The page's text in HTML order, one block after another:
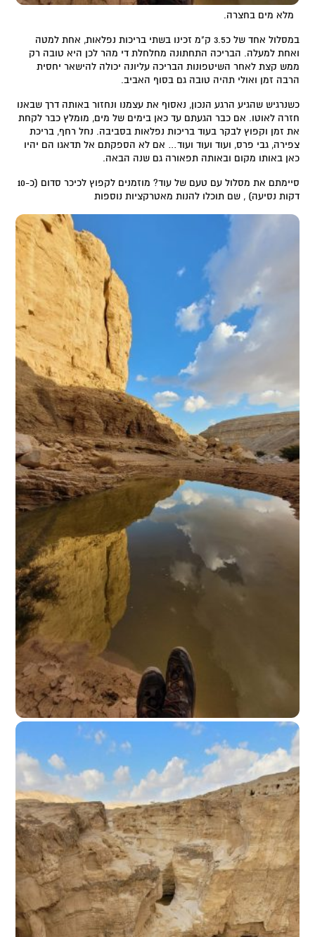
מלא מים בחצרה.
במסלול אחד של כ3.5 ק"מ זכינו בשתי בריכות נפלאות, אחת למטה
ואחת למעלה. הבריכה התחתונה מחלחלת די מהר לכן היא טובה רק
ממש קצת לאחר השיטפונות הבריכה עליונה יכולה להישאר יחסית
הרבה זמן ואולי תהיה טובה גם בסוף האביב.
כשנרגיש שהגיע הרגע הנכון, נאסוף את עצמנו ונחזור באותה דרך שבאנו
חזרה לאוטו. אם כבר הגעתם עד כאן בימים של מים, מומלץ כבר לקחת
את זמן וקפוץ לבקר בעוד בריכות נפלאות בסביבה. נחל רחף, בריכת
צפירה, גבי פרס, ועוד ועוד ועוד… אם לא הספקתם אל תדאגו הם יהיו
כאן באותו מקום ובאותה תפאורה גם שנה הבאה.
סיימתם את מסלול עם טעם של עוד? מוזמנים לקפוץ לכיכר סדום (כ-10
דקות נסיעה) , שם תוכלו להנות מאטרקציות נוספות